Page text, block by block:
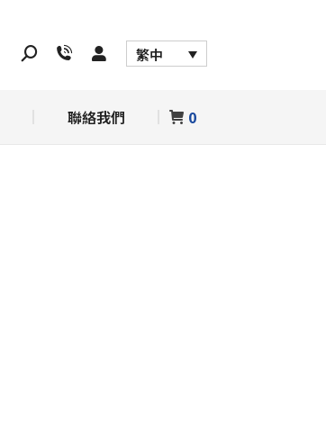
繁中
聯絡我們 0